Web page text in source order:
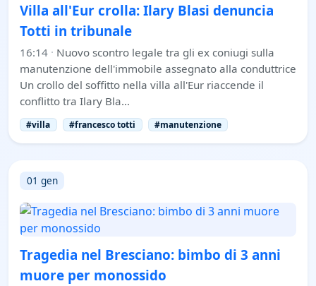
Villa all'Eur crolla: Ilary Blasi denuncia
Totti in tribunale
16:14 · Nuovo scontro legale tra gli ex coniugi sulla
manutenzione dell'immobile assegnato alla conduttrice
Un crollo del soffitto nella villa all'Eur riaccende il
conflitto tra Ilary Bla…
#villa #francesco totti #manutenzione
01 gen
Tragedia nel Bresciano: bimbo di 3 anni
muore per monossido